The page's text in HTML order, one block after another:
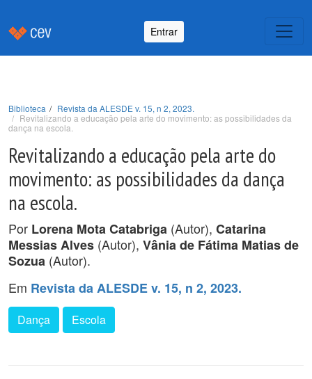
Entrar
Biblioteca
Revista da ALESDE v. 15, n 2, 2023.
Revitalizando a educação pela arte do movimento: as possibilidades da
dança na escola.
Revitalizando a educação pela arte do
movimento: as possibilidades da dança
na escola.
Por Lorena Mota Catabriga (Autor), Catarina
Messias Alves (Autor), Vânia de Fátima Matias de
Sozua (Autor).
Em Revista da ALESDE v. 15, n 2, 2023.
Dança Escola